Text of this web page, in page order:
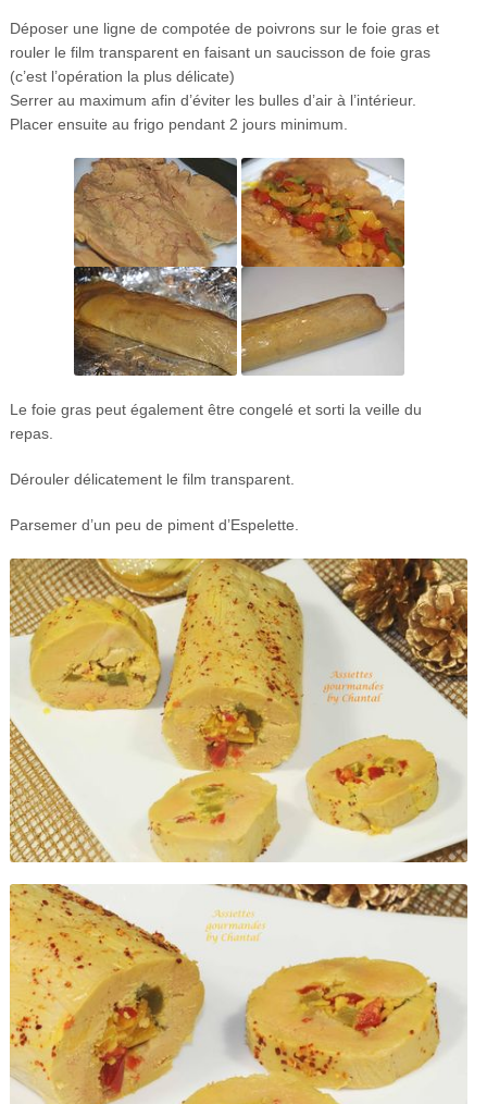
Déposer une ligne de compotée de poivrons sur le foie gras et
rouler le film transparent en faisant un saucisson de foie gras
(c’est l’opération la plus délicate)
Serrer au maximum afin d’éviter les bulles d’air à l’intérieur.
Placer ensuite au frigo pendant 2 jours minimum.
Le foie gras peut également être congelé et sorti la veille du
repas.
Dérouler délicatement le film transparent.
Parsemer d’un peu de piment d’Espelette.